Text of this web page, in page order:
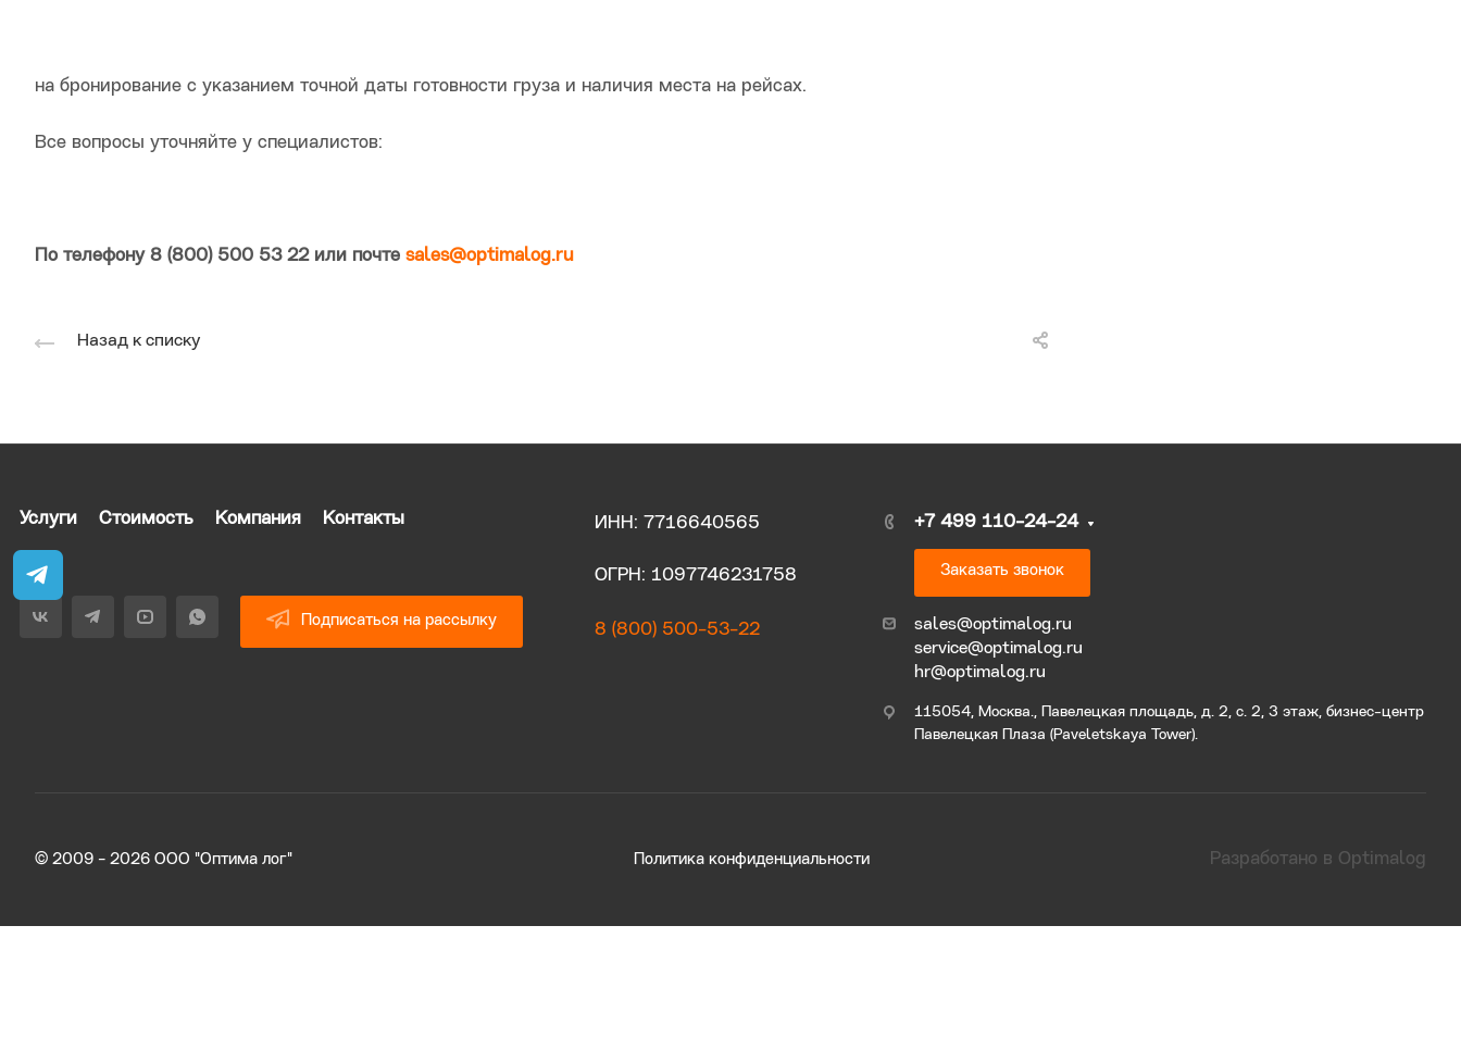
на бронирование с указанием точной даты готовности груза и наличия места на рейсах.
Все вопросы уточняйте у специалистов:
По телефону 8 (800) 500 53 22 или почте sales@optimalog.ru
Назад к списку
Услуги Стоимость Компания Контакты
Подписаться на рассылку
ИНН: 7716640565
ОГРН: 1097746231758
8 (800) 500-53-22
+7 499 110-24-24
Заказать звонок
sales@optimalog.ru
service@optimalog.ru
hr@optimalog.ru
115054, Москва., Павелецкая площадь, д. 2, с. 2, 3 этаж, бизнес-центр
Павелецкая Плаза (Paveletskaya Tower).
© 2009 - 2026 ООО "Оптима лог" Политика конфиденциальности Разработано в Optimalog